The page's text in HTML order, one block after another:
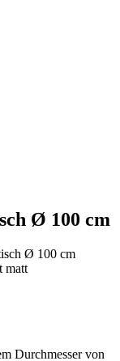
Ø 100 cm
Ø 100 cm
matt
Durchmesser von